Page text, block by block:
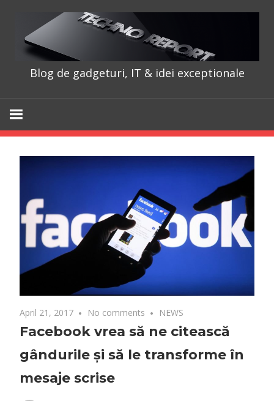
content
Blog de gadgeturi, IT & idei exceptionale
April 21, 2017 No comments NEWS
Facebook vrea să ne citească
gândurile și să le transforme în
mesaje scrise